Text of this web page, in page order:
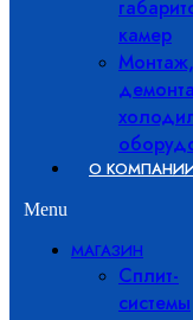
камер
Монтаж,
О
Menu
МАГАЗИН
Сплит-
системы